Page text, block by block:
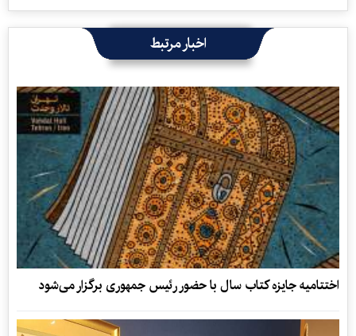
اخبار مرتبط
اختتامیه جایزه کتاب سال با حضور رئیس جمهوری برگزار می‌شود